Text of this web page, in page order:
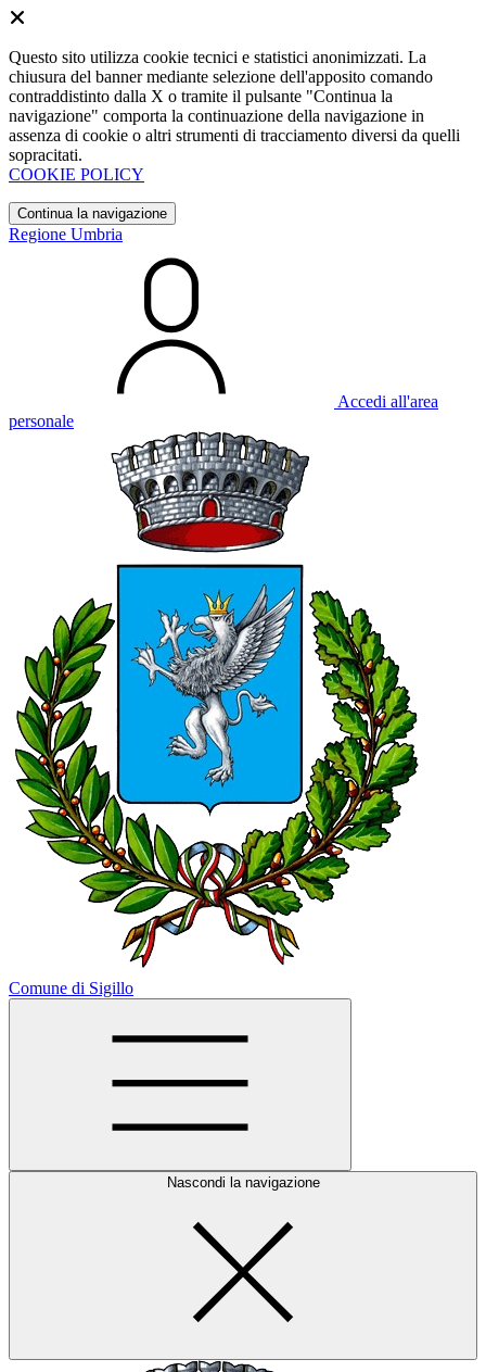
Questo sito utilizza cookie tecnici e statistici anonimizzati. La
chiusura del banner mediante selezione dell'apposito comando
contraddistinto dalla X o tramite il pulsante "Continua la
navigazione" comporta la continuazione della navigazione in
assenza di cookie o altri strumenti di tracciamento diversi da quelli
sopracitati.
COOKIE POLICY
Continua la navigazione
Regione Umbria
Accedi all'area
personale
Comune di Sigillo
Nascondi la navigazione